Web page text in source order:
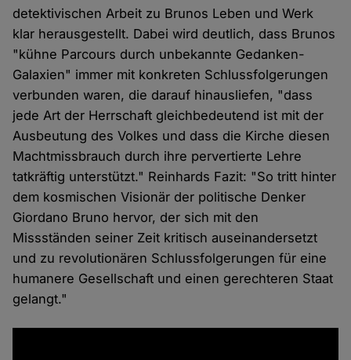
detektivischen Arbeit zu Brunos Leben und Werk
klar herausgestellt. Dabei wird deutlich, dass Brunos
"kühne Parcours durch unbekannte Gedanken-
Galaxien" immer mit konkreten Schlussfolgerungen
verbunden waren, die darauf hinausliefen, "dass
jede Art der Herrschaft gleichbedeutend ist mit der
Ausbeutung des Volkes und dass die Kirche diesen
Machtmissbrauch durch ihre pervertierte Lehre
tatkräftig unterstützt." Reinhards Fazit: "So tritt hinter
dem kosmischen Visionär der politische Denker
Giordano Bruno hervor, der sich mit den
Missständen seiner Zeit kritisch auseinandersetzt
und zu revolutionären Schlussfolgerungen für eine
humanere Gesellschaft und einen gerechteren Staat
gelangt."